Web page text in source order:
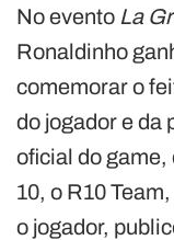
No evento La
Ronaldinho
comemorar o
do jogador e da
oficial do
10, o R10
o jogador,